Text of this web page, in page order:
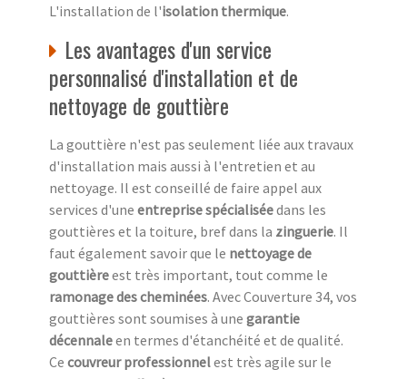
L'installation de l'isolation thermique.
Les avantages d'un service
personnalisé d'installation et de
nettoyage de gouttière
La gouttière n'est pas seulement liée aux travaux
d'installation mais aussi à l'entretien et au
nettoyage. Il est conseillé de faire appel aux
services d'une entreprise spécialiséedans les
gouttières et la toiture, bref dans la zinguerie. Il
faut également savoir que le nettoyage de
gouttièreest très important, tout comme le
ramonage des cheminées. Avec Couverture 34, vos
gouttières sont soumises à une garantie
décennaleen termes d'étanchéité et de qualité.
Ce couvreur professionnelest très agile sur le